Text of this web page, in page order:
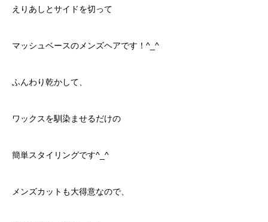
えりあしとサイドを切って
マッシュベースのメンズヘアです！^_^
ふんわり乾かして、
ワックスを馴染ませるだけの
簡単スタイリングです^_^
メンズカットも大得意なので、